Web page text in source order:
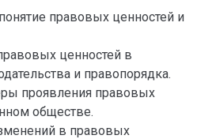
правовых ценностей и
ценностей в
и правопорядка.
проявления правовых
обществе.
в правовых